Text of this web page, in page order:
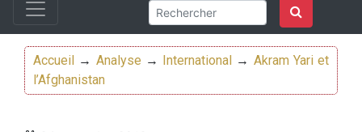
Accueil → Analyse → International → Akram Yari et
l’Afghanistan